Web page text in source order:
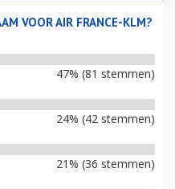
VOOR AIR FRANCE-KLM?
47% (81 stemmen)
24% (42 stemmen)
21% (36 stemmen)